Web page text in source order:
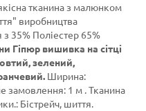
тканина з малюнком
виробництва
з 35% Поліестер 65%
Гіпюр вишивка на сітці
зелений,
Ширина:
замовлення: 1 м . Тканина
Бістрейч, шиття.